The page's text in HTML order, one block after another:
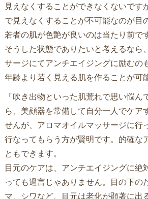
見えなくすることができなくないです
で見えなくすることが不可能なのが目
若者の肌が色艶が良いのは当たり前で
そうした状態でありたいと考えるなら
サージにてアンチエイジングに励むの
年齢より若く見える肌を作ることが可
「吹き出物といった肌荒れで思い悩ん
ら、美顔器を常備して自分一人でケア
せんが、アロマオイルマッサージに行
行なってもらう方が賢明です。的確な
ともできます。
目元のケアは、アンチエイジングに絶
っても過言じゃありません。目の下の
マ、シワなど、目元は老化が顕著に出